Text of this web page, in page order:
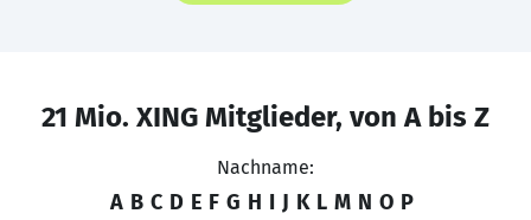
21 Mio. XING Mitglieder, von A bis Z
Nachname:
A B C D E F G H I J K L M N O P